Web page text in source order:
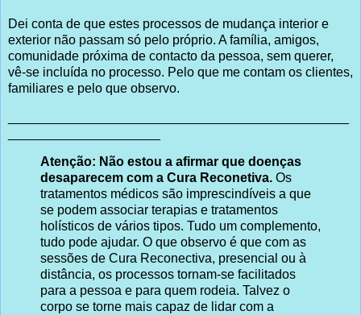
Dei conta de que estes processos de mudança interior e
exterior não passam só pelo próprio. A família, amigos,
comunidade próxima de contacto da pessoa, sem querer,
vê-se incluída no processo. Pelo que me contam os clientes,
familiares e pelo que observo.
Atenção: Não estou a afirmar que doenças
desaparecem com a Cura Reconetiva. Os
tratamentos médicos são imprescindíveis a que
se podem associar terapias e tratamentos
holísticos de vários tipos. Tudo um complemento,
tudo pode ajudar. O que observo é que com as
sessões de Cura Reconectiva, presencial ou à
distância, os processos tornam-se facilitados
para a pessoa e para quem rodeia. Talvez o
corpo se torne mais capaz de lidar com a